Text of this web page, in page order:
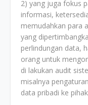
2) yang juga fokus
informasi,
memudahkan para
yang
perlindungan data,
orang untuk
di lakukan audit
misalnya
data pribadi ke